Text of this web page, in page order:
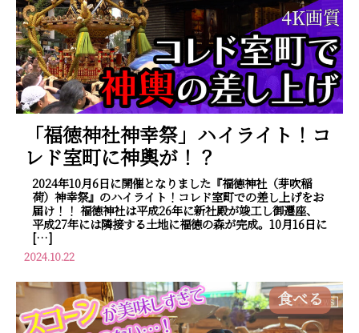
「福徳神社神幸祭」ハイライト！コ
レド室町に神輿が！？
2024年10月6日に開催となりました『福徳神社（芽吹稲
荷）神幸祭』のハイライト！コレド室町での差し上げをお
届け！！ 福徳神社は平成26年に新社殿が竣工し御遷座、
平成27年には隣接する土地に福徳の森が完成。10月16日に
[…]
2024.10.22
食べる